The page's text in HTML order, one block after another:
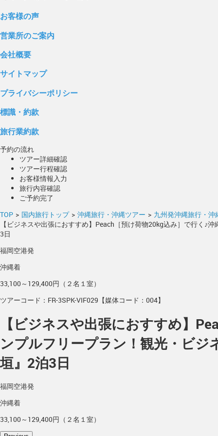
お客様の声
営業所のご案内
会社概要
サイトマップ
プライバシーポリシー
標識・約款
旅行業約款
予約の流れ
ツアー詳細確認
ツアー行程確認
お客様情報入力
旅行内容確認
ご予約完了
TOP > 国内旅行トップ > 沖縄旅行・沖縄ツアー > 九州発沖縄旅行・沖
【ビジネスや出張におすすめ】Peach［預け荷物20kg込み］で行く♪
3日
福岡空港発
沖縄着
33,100～129,400円（２名１室）
ツアーコード：FR-3SPK-VIF029【媒体コード：004】
【ビジネスや出張におすすめ】
ンプルフリープラン！観光・ビ
垣』2泊3日
福岡空港発
沖縄着
33,100～129,400円（２名１室）